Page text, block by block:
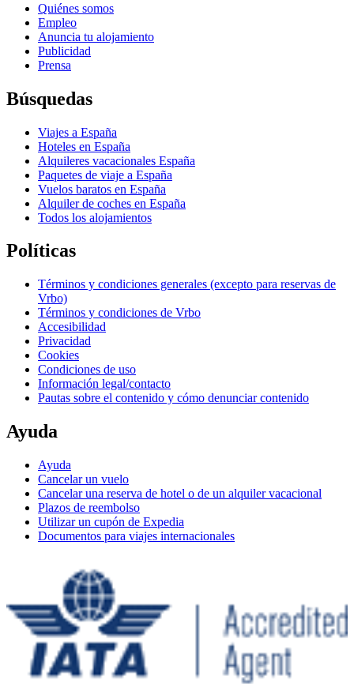
Quiénes somos
Empleo
Anuncia tu alojamiento
Publicidad
Prensa
Búsquedas
Viajes a España
Hoteles en España
Alquileres vacacionales España
Paquetes de viaje a España
Vuelos baratos en España
Alquiler de coches en España
Todos los alojamientos
Políticas
Términos y condiciones generales (excepto para reservas de
Vrbo)
Términos y condiciones de Vrbo
Accesibilidad
Privacidad
Cookies
Condiciones de uso
Información legal/contacto
Pautas sobre el contenido y cómo denunciar contenido
Ayuda
Ayuda
Cancelar un vuelo
Cancelar una reserva de hotel o de un alquiler vacacional
Plazos de reembolso
Utilizar un cupón de Expedia
Documentos para viajes internacionales